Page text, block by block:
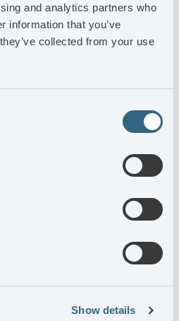
and analytics partners who
information that you’ve
collected from your use
Show details
i alla led och kan nu redovisa
gjutgods. Därmed är vi